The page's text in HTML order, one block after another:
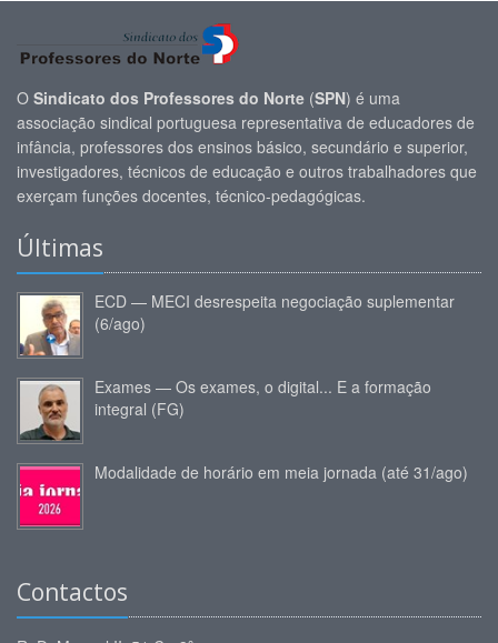
O Sindicato dos Professores do Norte (SPN) é uma
associação sindical portuguesa representativa de educadores de
infância, professores dos ensinos básico, secundário e superior,
investigadores, técnicos de educação e outros trabalhadores que
exerçam funções docentes, técnico-pedagógicas.
Últimas
ECD — MECI desrespeita negociação suplementar
(6/ago)
Exames — Os exames, o digital... E a formação
integral (FG)
Modalidade de horário em meia jornada (até 31/ago)
Contactos